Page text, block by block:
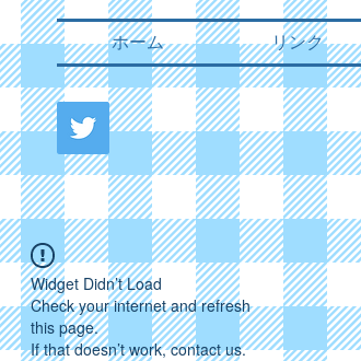
ホーム リンク
Widget Didn’t Load
Check your internet and refresh
this page.
If that doesn’t work, contact us.